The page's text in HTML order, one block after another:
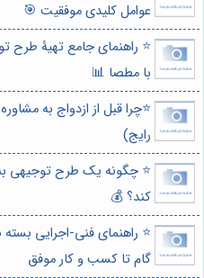
عوامل کلیدی موفقیت 🎯
⭐️ راهنمای جامع تهیۀ طرح
با مطصا 📊
⭐️چرا قبل از ازدواج به
رایج)
⭐️ چگونه یک طرح توجیهی
کند؟ 💰
⭐️ راهنمای فنی-اجرایی
گام تا کسب و کار موفق